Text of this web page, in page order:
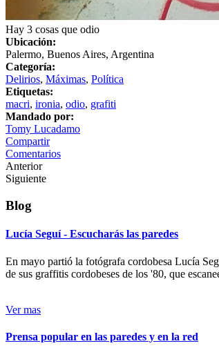
Hay 3 cosas que odio
Ubicación:
Palermo, Buenos Aires, Argentina
Categoría:
Delirios, Máximas, Política
Etiquetas:
macri, ironia, odio, grafiti
Mandado por:
Tomy Lucadamo
Compartir
Comentarios
Anterior
Siguiente
Blog
Lucía Seguí - Escucharás las paredes
En mayo partió la fotógrafa cordobesa Lucía
de sus graffitis cordobeses de los '80, que
Ver mas
Prensa popular en las paredes y en la red